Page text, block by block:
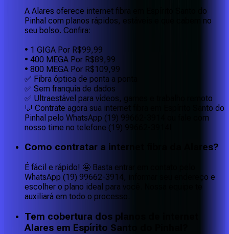
A Alares oferece internet fibra em Espírito Santo do
Pinhal com planos rápidos, estáveis e que cabem no
seu bolso. Confira:
• 1 GIGA Por R$99,99
• 400 MEGA Por R$89,99
• 800 MEGA Por R$109,99
✅ Fibra óptica de ponta a ponta
✅ Sem franquia de dados
✅ Ultraestável para vídeos, games e trabalho remoto
💬 Contrate agora sua internet fibra em Espírito Santo do
Pinhal pelo WhatsApp (19) 99662-3914 ou fale com
nosso time no telefone (19) 99662-3914!
Como contratar a internet fibra da Alares?
É fácil e rápido! 🤩 Basta entrar em contato pelo
WhatsApp (19) 99662-3914, informar seu endereço e
escolher o plano ideal para você. Nossa equipe te
auxiliará em todo o processo.
Tem cobertura dos planos de internet
Alares em Espírito Santo do Pinhal?